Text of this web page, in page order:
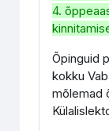
4.
Õpinguid
kokku
mõlemad